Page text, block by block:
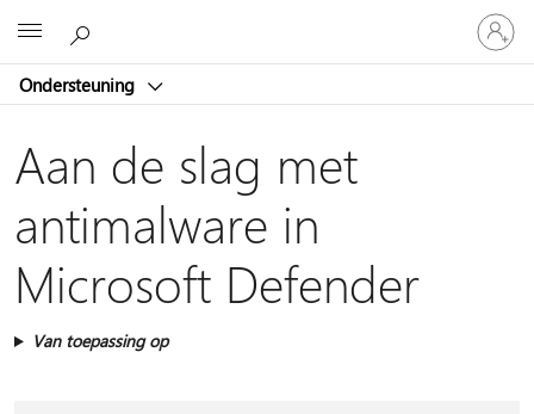
Ondersteuning
Meld
je
aan
je
Aan de slag met
antimalware in
Microsoft Defender
Van toepassing op